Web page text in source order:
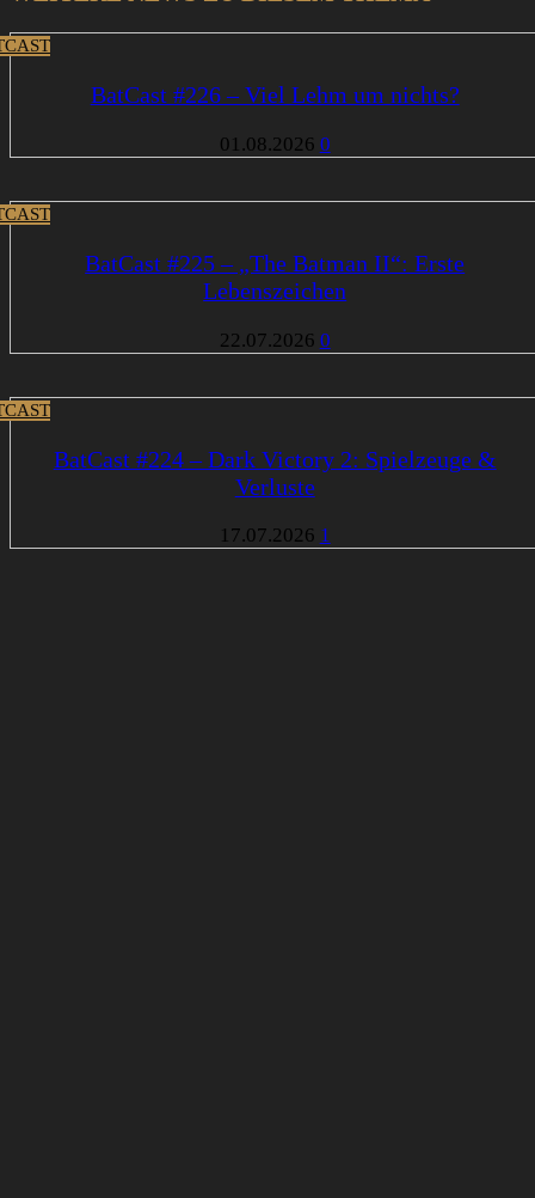
BatCast #226 – Viel Lehm um nichts?
01.08.2026 0
BatCast #225 – „The Batman II“: Erste
Lebenszeichen
22.07.2026 0
BatCast #224 – Dark Victory 2: Spielzeuge &
Verluste
17.07.2026 1